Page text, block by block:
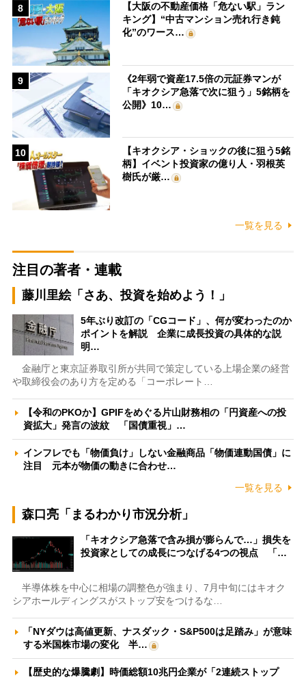
8
【大阪の不動産価格「危ない駅」ラン
キング】“中古マンション売れ行き鈍
化”のワース…
9
《2年弱で資産17.5倍の元証券マンが
「キオクシア急落で次に狙う」5銘柄を
公開》10…
10
【キオクシア・ショックの後に狙う5銘
柄】イベント投資家の億り人・羽根英
樹氏が厳…
一覧を見る
注目の著者・連載
藤川里絵「さあ、投資を始めよう！」
5年ぶり改訂の「CGコード」、何が変わったのか
ポイントを解説 企業に成長投資の具体的な説
明…
金融庁と東京証券取引所が共同で策定している上場企業の経営
や取締役会のあり方を定める「コーポレート…
【令和のPKOか】GPIFをめぐる片山財務相の「円資産への投
資拡大」発言の波紋 「国債重視」…
インフレでも「物価負け」しない金融商品「物価連動国債」に
注目 元本が物価の動きに合わせ…
一覧を見る
森口亮「まるわかり市況分析」
「キオクシア急落で含み損が膨らんで…」損失を
投資家としての成長につなげる4つの視点 「…
半導体株を中心に相場の調整色が強まり、7月中旬にはキオク
シアホールディングスがストップ安をつけるな…
「NYダウは高値更新、ナスダック・S&P500は足踏み」が意味
する米国株市場の変化 半…
【歴史的な爆騰劇】時価総額10兆円企業が「2連続ストップ